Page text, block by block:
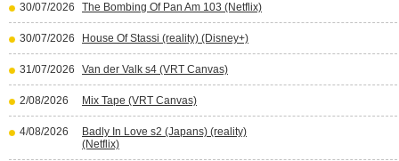
30/07/2026 The Bombing Of Pan Am 103 (Netflix)
30/07/2026 House Of Stassi (reality) (Disney+)
31/07/2026 Van der Valk s4 (VRT Canvas)
2/08/2026 Mix Tape (VRT Canvas)
4/08/2026
Badly In Love s2 (Japans) (reality)
(Netflix)